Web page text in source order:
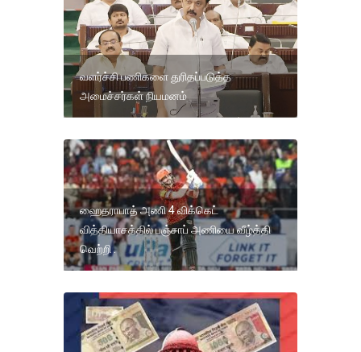
வளர்ச்சி பணிகளை துரிதப்படுத்த
அமைச்சர்கள் நியமனம்
ஹைதராபாத் அணி 4 விக்கெட்
வித்தியாசத்தில் பஞ்சாப் அணியை வீழ்த்தி
வெற்றி .